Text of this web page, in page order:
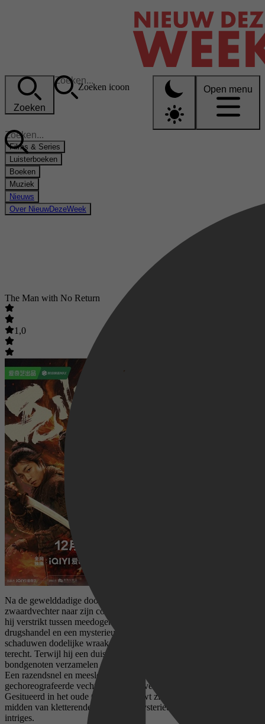
Zoeken
Zoeken icoon Open menu
Films & Series
Luisterboeken
Boeken
Muziek
Nieuws
Over NieuwDezeWeek
The Man with No Return
1,0
Na de gewelddadige dood van zijn broer wordt een machtige
zwaardvechter naar zijn corrupte thuisprovincie gestuurd. Daar raakt
hij verstrikt tussen meedogenloze ambtenaren, een bloeiende
drugshandel en een mysterieuze gemaskerde wreker die in de
schaduwen dodelijke wraak neemt. Hij komt al snel in groot gevaar
terecht. Terwijl hij een duister complot ontrafelt, moet hij loyale
bondgenoten verzamelen om de strijd voor zijn thuisland te winnen.
Een razendsnel en meeslepend wuxia-avontuur vol adembenemend
gechoreografeerde vechtscènes en onvergetelijke personages.
Gesitueerd in het oude China ontvouwt zich een duister complot te
midden van kletterende zwaarden, mysterieuze maskers en sluwe
intriges.